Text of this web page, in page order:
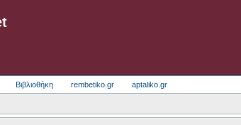
Βιβλιοθήκη rembetiko.gr aptaliko.gr